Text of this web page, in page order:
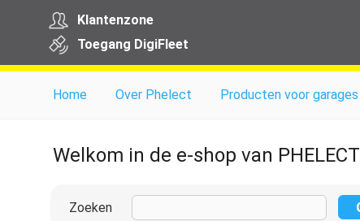
Klantenzone
Toegang DigiFleet
Home Over Phelect Producten voor garages
Welkom in de e-shop van PHELECT
Zoeken